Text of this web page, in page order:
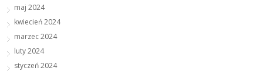
maj 2024
kwiecień 2024
marzec 2024
luty 2024
styczeń 2024